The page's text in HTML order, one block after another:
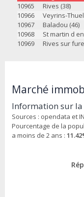
10965
Rives (38)
10966
Veyrins-
10967
Baladou (46)
10968
St martin d
10969
Rives sur
Marché
Information sur
Sources : opendata et
Pourcentage de la
a moins de 2 ans :